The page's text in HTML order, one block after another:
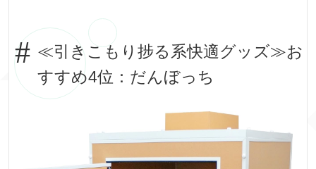
≪引きこもり捗る系快適グッズ≫お
すすめ4位：だんぼっち